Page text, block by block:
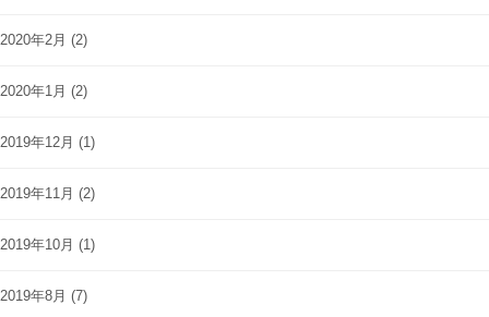
2020年2月 (2)
2020年1月 (2)
2019年12月 (1)
2019年11月 (2)
2019年10月 (1)
2019年8月 (7)